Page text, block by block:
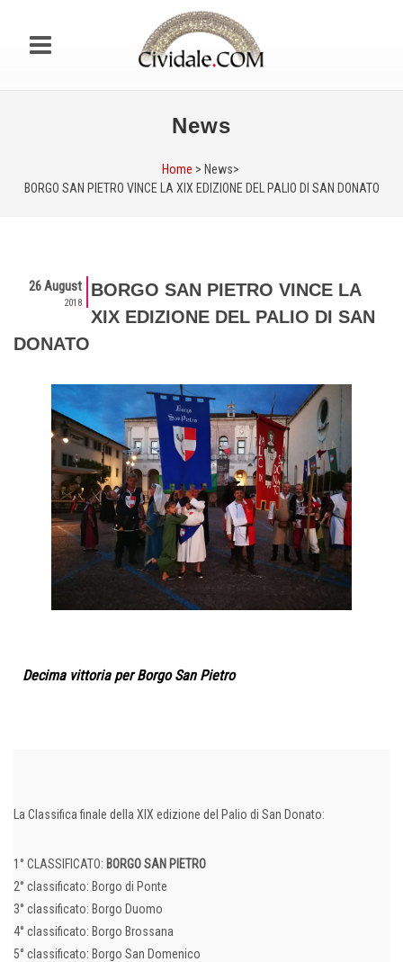
News
Home > News>
BORGO SAN PIETRO VINCE LA XIX EDIZIONE DEL PALIO DI SAN DONATO
26 August
2018
BORGO SAN PIETRO VINCE LA
XIX EDIZIONE DEL PALIO DI SAN
DONATO
Decima vittoria per Borgo San Pietro
La Classifica finale della XIX edizione del Palio di San Donato:
1° CLASSIFICATO: BORGO SAN PIETRO
2° classificato: Borgo di Ponte
3° classificato: Borgo Duomo
4° classificato: Borgo Brossana
5° classificato: Borgo San Domenico